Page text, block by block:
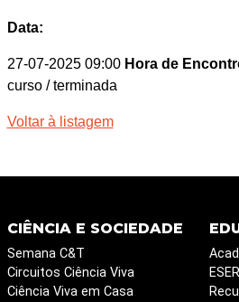
Data:
27-07-2025 09:00 Hora de
curso / terminada
Voltar à listagem
CIÊNCIA E SOCIEDADE
Semana C&T
Circuitos Ciência Viva
Ciência Viva em Casa